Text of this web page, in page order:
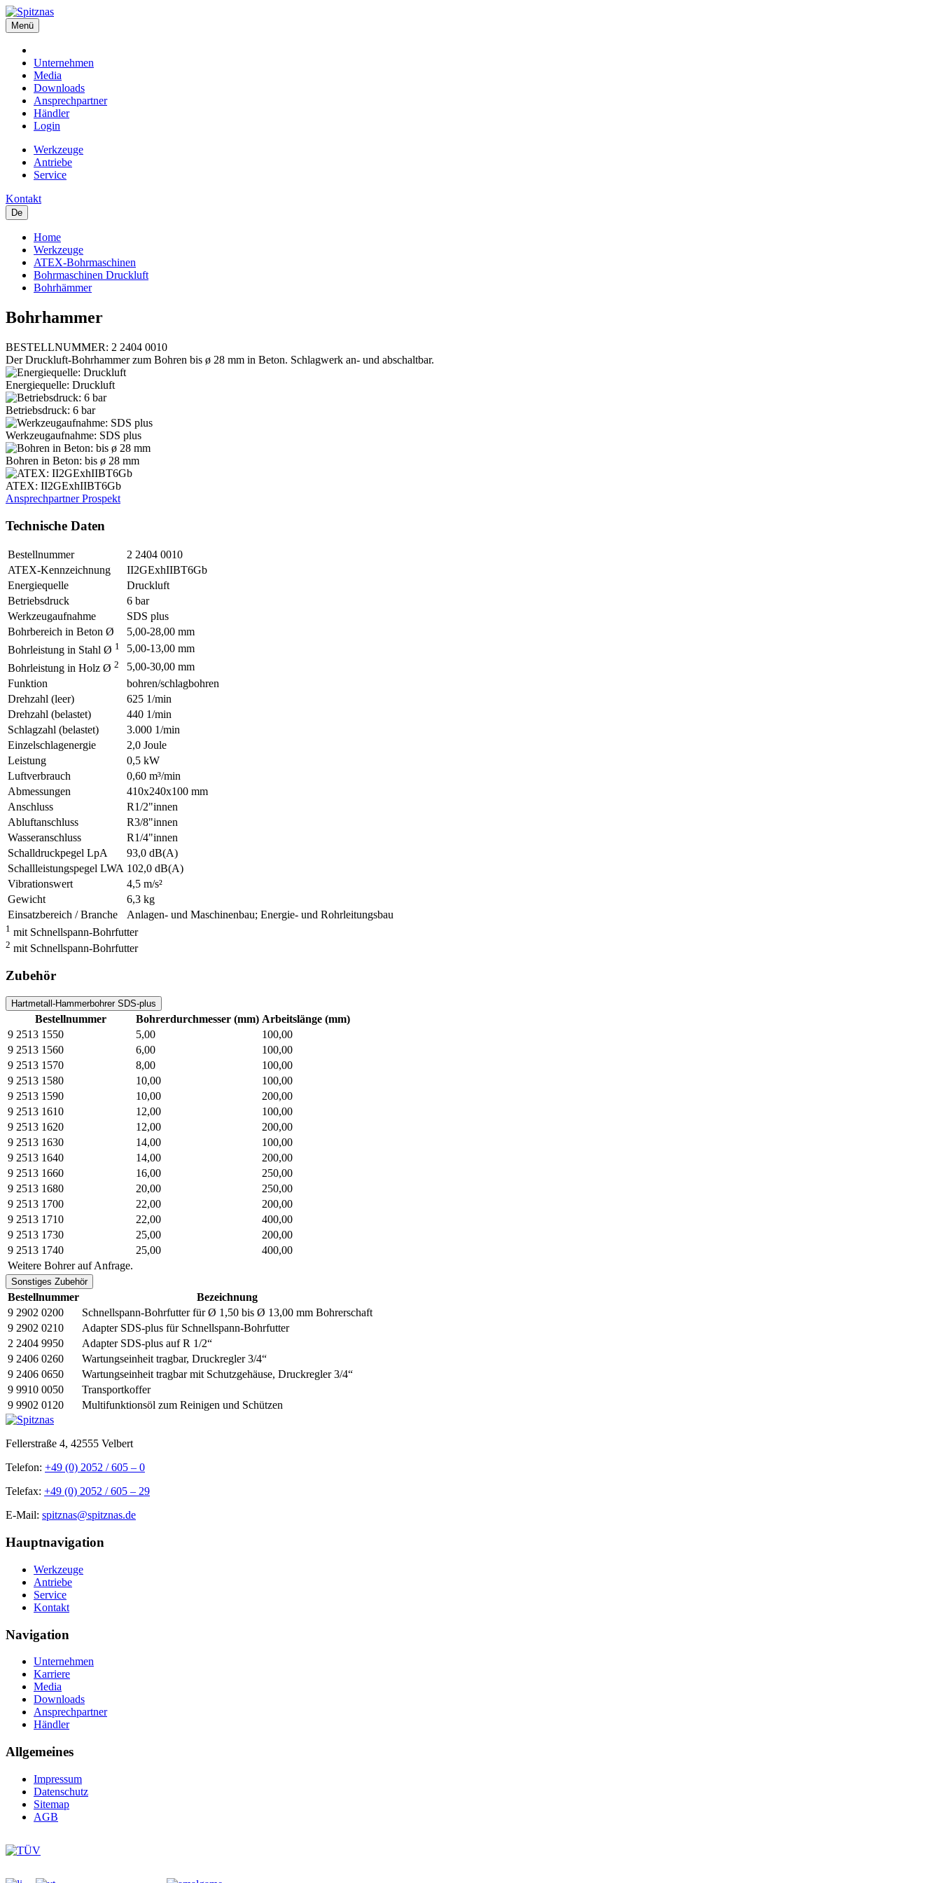
Menü
Unternehmen
Media
Downloads
Ansprechpartner
Händler
Login
Werkzeuge
Antriebe
Service
Kontakt
De
Home
Werkzeuge
ATEX-Bohrmaschinen
Bohrmaschinen Druckluft
Bohrhämmer
Bohrhammer
BESTELLNUMMER: 2 2404 0010
Der Druckluft-Bohrhammer zum Bohren bis ø 28 mm in Beton. Schlagwerk an- und abschaltbar.
Energiequelle: Druckluft
Betriebsdruck: 6 bar
Werkzeugaufnahme: SDS plus
Bohren in Beton: bis ø 28 mm
ATEX: II2GExhIIBT6Gb
AnsprechpartnerProspekt
Technische Daten
Bestellnummer
2 2404 0010
ATEX-Kennzeichnung
II2GExhIIBT6Gb
Energiequelle
Druckluft
Betriebsdruck
6 bar
Werkzeugaufnahme
SDS plus
Bohrbereich in Beton Ø
5,00-28,00 mm
Bohrleistung in Stahl Ø 1
5,00-13,00 mm
Bohrleistung in Holz Ø 2
5,00-30,00 mm
Funktion
bohren/schlagbohren
Drehzahl (leer)
625 1/min
Drehzahl (belastet)
440 1/min
Schlagzahl (belastet)
3.000 1/min
Einzelschlagenergie
2,0 Joule
Leistung
0,5 kW
Luftverbrauch
0,60 m³/min
Abmessungen
410x240x100 mm
Anschluss
R1/2"innen
Abluftanschluss
R3/8"innen
Wasseranschluss
R1/4"innen
Schalldruckpegel LpA
93,0 dB(A)
Schallleistungspegel LWA 102,0 dB(A)
Vibrationswert
4,5 m/s²
Gewicht
6,3 kg
Einsatzbereich / Branche
Anlagen- und Maschinenbau; Energie- und Rohrleitungsbau
1 mit Schnellspann-Bohrfutter
2 mit Schnellspann-Bohrfutter
Zubehör
Hartmetall-Hammerbohrer SDS-plus
Bestellnummer Bohrerdurchmesser (mm) Arbeitslänge (mm)
9 2513 1550
5,00
100,00
9 2513 1560
6,00
100,00
9 2513 1570
8,00
100,00
9 2513 1580
10,00
100,00
9 2513 1590
10,00
200,00
9 2513 1610
12,00
100,00
9 2513 1620
12,00
200,00
9 2513 1630
14,00
100,00
9 2513 1640
14,00
200,00
9 2513 1660
16,00
250,00
9 2513 1680
20,00
250,00
9 2513 1700
22,00
200,00
9 2513 1710
22,00
400,00
9 2513 1730
25,00
200,00
9 2513 1740
25,00
400,00
Weitere Bohrer auf Anfrage.
Sonstiges Zubehör
Bestellnummer
Bezeichnung
9 2902 0200
Schnellspann-Bohrfutter für Ø 1,50 bis Ø 13,00 mm Bohrerschaft
9 2902 0210
Adapter SDS-plus für Schnellspann-Bohrfutter
2 2404 9950
Adapter SDS-plus auf R 1/2“
9 2406 0260
Wartungseinheit tragbar, Druckregler 3/4“
9 2406 0650
Wartungseinheit tragbar mit Schutzgehäuse, Druckregler 3/4“
9 9910 0050
Transportkoffer
9 9902 0120
Multifunktionsöl zum Reinigen und Schützen
Fellerstraße 4, 42555 Velbert
Telefon: +49 (0) 2052 / 605 – 0
Telefax: +49 (0) 2052 / 605 – 29
E-Mail: spitznas@spitznas.de
Hauptnavigation
Werkzeuge
Antriebe
Service
Kontakt
Navigation
Unternehmen
Karriere
Media
Downloads
Ansprechpartner
Händler
Allgemeines
Impressum
Datenschutz
Sitemap
AGB